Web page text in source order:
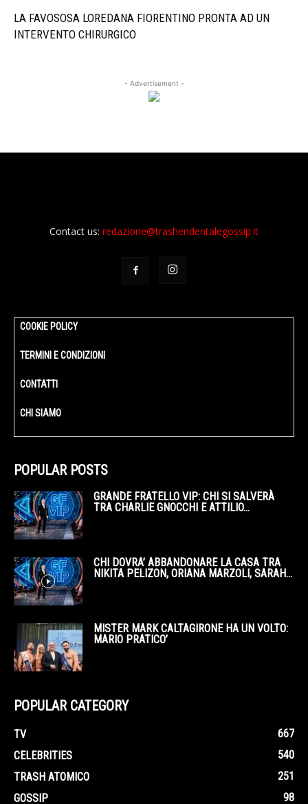
LA FAVOSOSA LOREDANA FIORENTINO PRONTA AD UN
INTERVENTO CHIRURGICO
- Advertisement -
Contact us: redazione@trashendentalegossip.it
COOKIE POLICY
TERMINI E CONDIZIONI
CONTATTI
CHI SIAMO
POPULAR POSTS
GRANDE FRATELLO VIP: CHI SI SALVERÀ
TRA CHARLIE GNOCCHI E ATTILIO...
CHI DOVRA’ ABBANDONARE LA CASA TRA
NIKITA PELIZON, ORIANA MARZOLI, SARAH...
MISTER MARK CALTAGIRONE HA UN VOLTO:
MARIO PRATICO’
POPULAR CATEGORY
TV
667
CELEBRITIES
540
TRASH ATOMICO
251
GOSSIP
98